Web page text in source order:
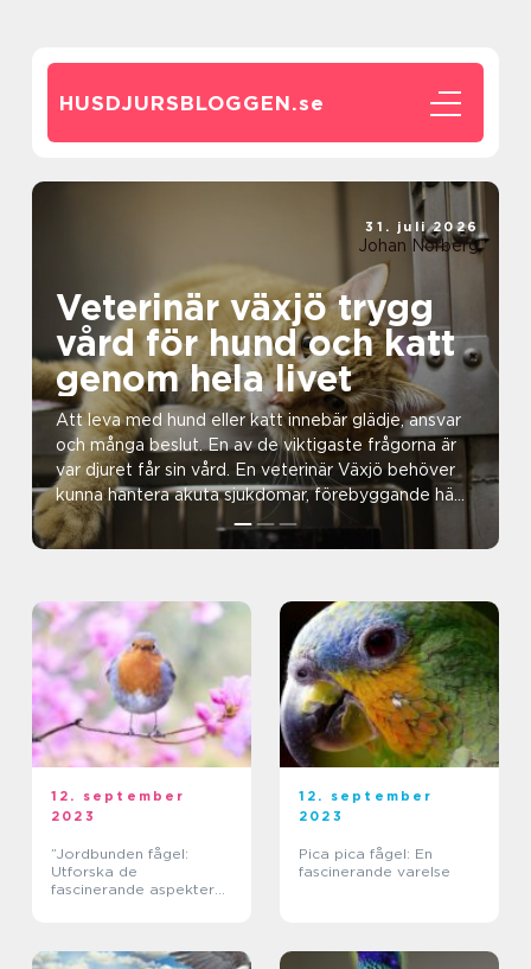
HUSDJURSBLOGGEN.se
Veterinär växjö trygg
vård för hund och katt
genom hela livet
Att leva med hund eller katt innebär glädje, ansvar
och många beslut. En av de viktigaste frågorna är
var djuret får sin vård. En veterinär Växjö behöver
kunna hantera akuta sjukdomar, förebyggande hä...
31. juli 2026
Johan Norberg
12. september
2023
”Jordbunden fågel:
Utforska de
fascinerande aspekterna
12. september
2023
Pica pica fågel: En
fascinerande varelse